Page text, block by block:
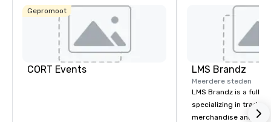
Gepromoot
CORT Events LMS Brandz
Meerdere steden
LMS Brandz is a full-
specializing in trade
merchandise and